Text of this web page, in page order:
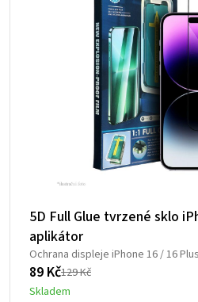
5D Full Glue tvrzené sklo
aplikátor
Ochrana displeje iPhone 16 / 16
129Kč
Původní
89 Kč
Aktuální
Skladem